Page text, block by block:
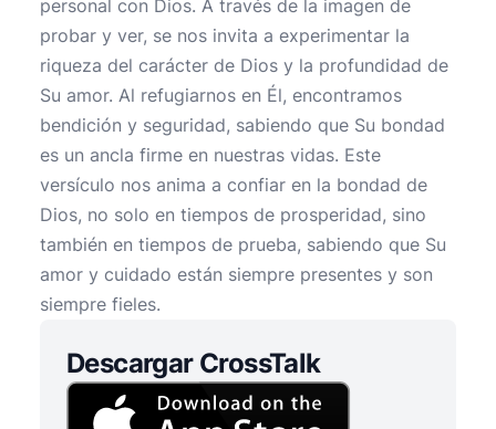
personal con Dios. A través de la imagen de
probar y ver, se nos invita a experimentar la
riqueza del carácter de Dios y la profundidad de
Su amor. Al refugiarnos en Él, encontramos
bendición y seguridad, sabiendo que Su bondad
es un ancla firme en nuestras vidas. Este
versículo nos anima a confiar en la bondad de
Dios, no solo en tiempos de prosperidad, sino
también en tiempos de prueba, sabiendo que Su
amor y cuidado están siempre presentes y son
siempre fieles.
Descargar CrossTalk